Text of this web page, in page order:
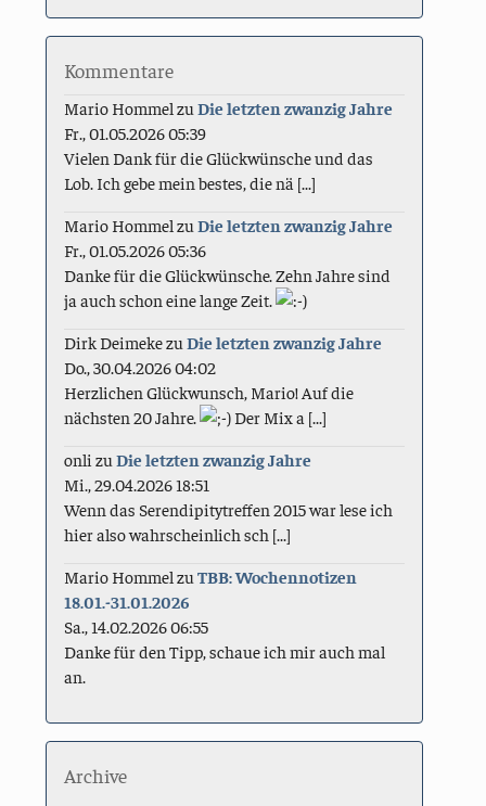
Kommentare
Mario Hommel zuDie letzten zwanzig Jahre
Fr., 01.05.2026 05:39
Vielen Dank für die Glückwünsche und das
Lob. Ich gebe mein bestes, die nä [...]
Mario Hommel zuDie letzten zwanzig Jahre
Fr., 01.05.2026 05:36
Danke für die Glückwünsche. Zehn Jahre sind
ja auch schon eine lange Zeit.
Dirk DeimekezuDie letzten zwanzig Jahre
Do., 30.04.2026 04:02
Herzlichen Glückwunsch, Mario! Auf die
nächsten 20 Jahre.
Der Mix a [...]
onli zuDie letzten zwanzig Jahre
Mi., 29.04.2026 18:51
Wenn das Serendipitytreffen 2015 war lese ich
hier also wahrscheinlich sch [...]
Mario Hommel zuTBB: Wochennotizen
18.01.-31.01.2026
Sa., 14.02.2026 06:55
Danke für den Tipp, schaue ich mir auch mal
an.
Archive